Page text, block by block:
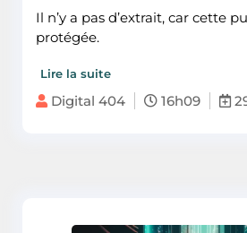
Il n’y a pas d’extrait, car cette
protégée.
Lire la suite
Digital 404 16h09